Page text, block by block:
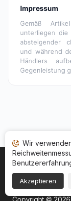
Impressum
Gemäß
unterliegen die
absteigender
und während
Händlers
Gegenleistung
Startseite
Copyright ©
Wir
Akzeptieren